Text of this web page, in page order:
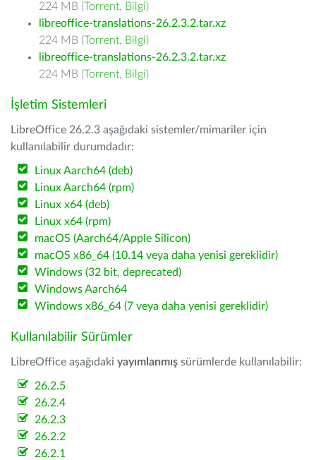
224 MB (Torrent, Bilgi)
libreoffice-translations-26.2.3.2.tar.xz
224 MB (Torrent, Bilgi)
libreoffice-translations-26.2.3.2.tar.xz
224 MB (Torrent, Bilgi)
İşletim Sistemleri
LibreOffice 26.2.3 aşağıdaki sistemler/mimariler için
kullanılabilir durumdadır:
Linux Aarch64 (deb)
Linux Aarch64 (rpm)
Linux x64 (deb)
Linux x64 (rpm)
macOS (Aarch64/Apple Silicon)
macOS x86_64 (10.14 veya daha yenisi gereklidir)
Windows (32 bit, deprecated)
Windows Aarch64
Windows x86_64 (7 veya daha yenisi gereklidir)
Kullanılabilir Sürümler
LibreOffice aşağıdaki yayımlanmış sürümlerde kullanılabilir:
26.2.5
26.2.4
26.2.3
26.2.2
26.2.1